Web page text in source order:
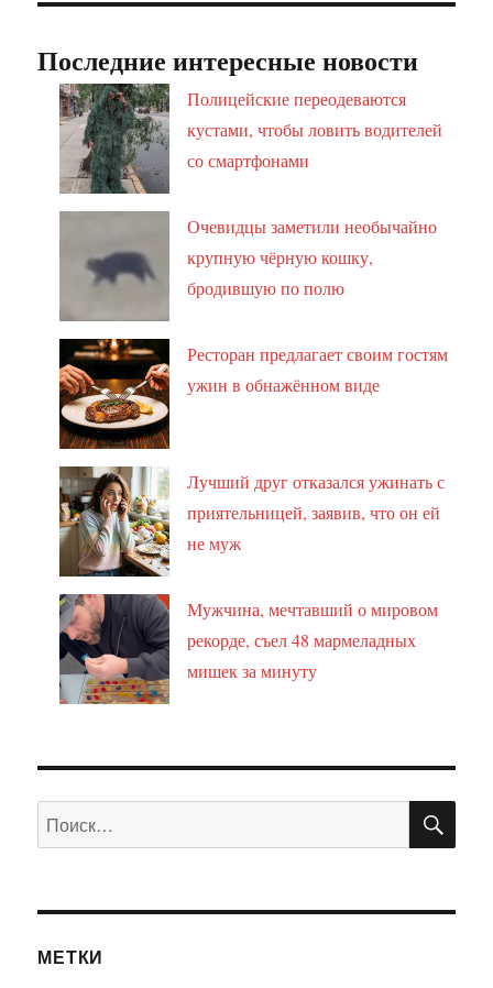
Последние интересные новости
Полицейские переодеваются
кустами, чтобы ловить водителей
со смартфонами
Очевидцы заметили необычайно
крупную чёрную кошку,
бродившую по полю
Ресторан предлагает своим гостям
ужин в обнажённом виде
Лучший друг отказался ужинать с
приятельницей, заявив, что он ей
не муж
Мужчина, мечтавший о мировом
рекорде, съел 48 мармеладных
мишек за минуту
Искать:
МЕТКИ